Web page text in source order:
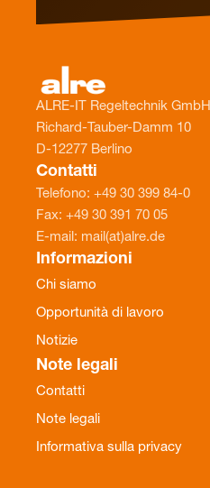
ALRE-IT Regeltechnik GmbH
Richard-Tauber-Damm 10
D-12277 Berlino
Contatti
Telefono: +49 30 399 84-0
Fax: +49 30 391 70 05
E-mail: mail(at)alre.de
Informazioni
Chi siamo
Opportunità di lavoro
Notizie
Note legali
Contatti
Note legali
Informativa sulla privacy